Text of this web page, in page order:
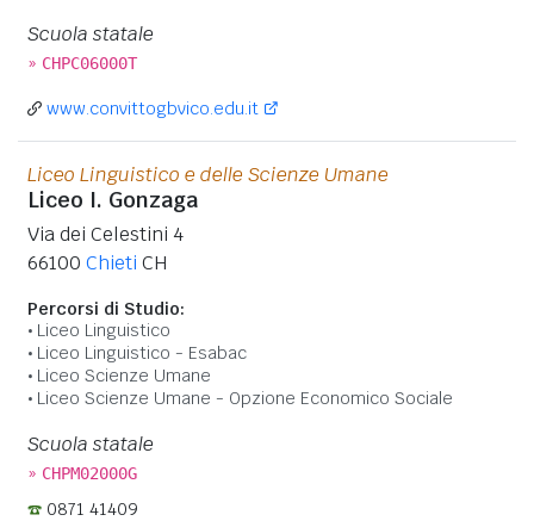
Scuola statale
» CHPC06000T
www.convittogbvico.edu.it
Liceo Linguistico e delle Scienze Umane
Liceo I. Gonzaga
Via dei Celestini 4
66100 Chieti CH
Percorsi di Studio:
Liceo Linguistico
Liceo Linguistico - Esabac
Liceo Scienze Umane
Liceo Scienze Umane - Opzione Economico Sociale
Scuola statale
» CHPM02000G
0871 41409